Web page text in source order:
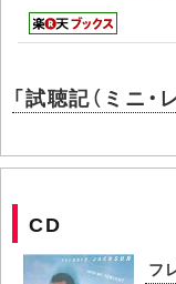
「試聴記（ミニ
CD
フ